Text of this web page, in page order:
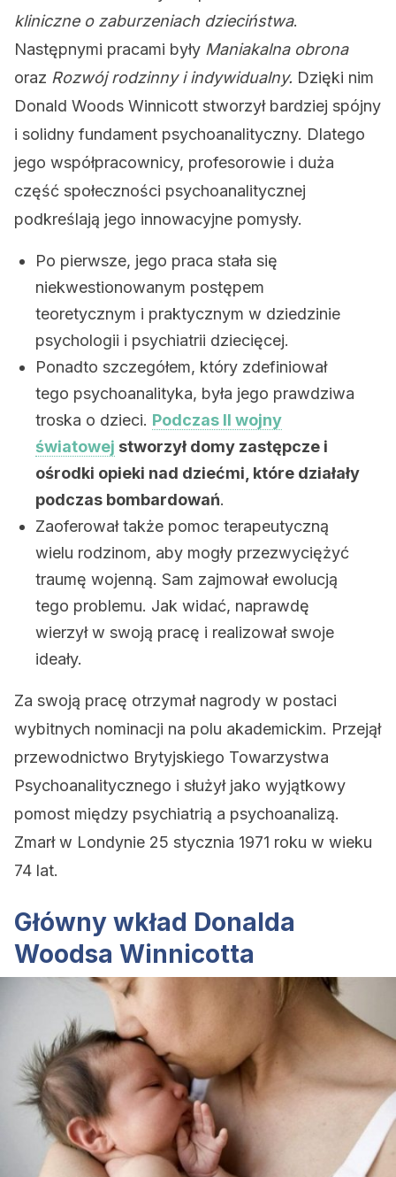
kliniczne o zaburzeniach dzieciństwa.
Następnymi pracami były Maniakalna obrona
oraz Rozwój rodzinny i indywidualny. Dzięki nim
Donald Woods Winnicott stworzył bardziej spójny
i solidny fundament psychoanalityczny. Dlatego
jego współpracownicy, profesorowie i duża
część społeczności psychoanalitycznej
podkreślają jego innowacyjne pomysły.
Po pierwsze, jego praca stała się
niekwestionowanym postępem
teoretycznym i praktycznym w dziedzinie
psychologii i psychiatrii dziecięcej.
Ponadto szczegółem, który zdefiniował
tego psychoanalityka, była jego prawdziwa
troska o dzieci. Podczas II wojny
światowej stworzył domy zastępcze i
ośrodki opieki nad dziećmi, które działały
podczas bombardowań.
Zaoferował także pomoc terapeutyczną
wielu rodzinom, aby mogły przezwyciężyć
traumę wojenną. Sam zajmował ewolucją
tego problemu. Jak widać, naprawdę
wierzył w swoją pracę i realizował swoje
ideały.
Za swoją pracę otrzymał nagrody w postaci
wybitnych nominacji na polu akademickim. Przejął
przewodnictwo Brytyjskiego Towarzystwa
Psychoanalitycznego i służył jako wyjątkowy
pomost między psychiatrią a psychoanalizą.
Zmarł w Londynie 25 stycznia 1971 roku w wieku
74 lat.
Główny wkład Donalda
Woodsa Winnicotta